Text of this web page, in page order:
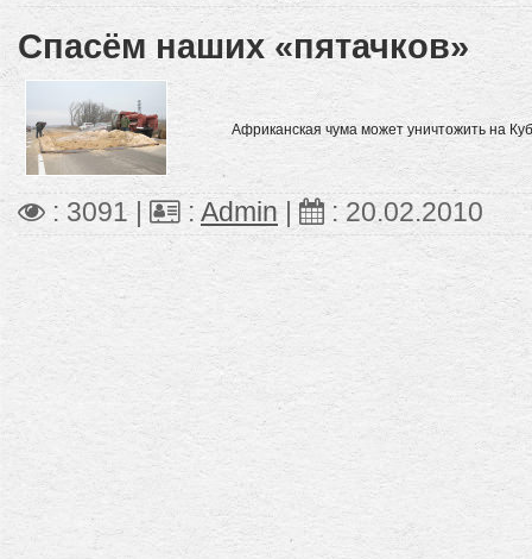
Спасём наших «пятачков»
Африканская чума может уничтожить на
: 3091 | : Admin : 20.02.2010